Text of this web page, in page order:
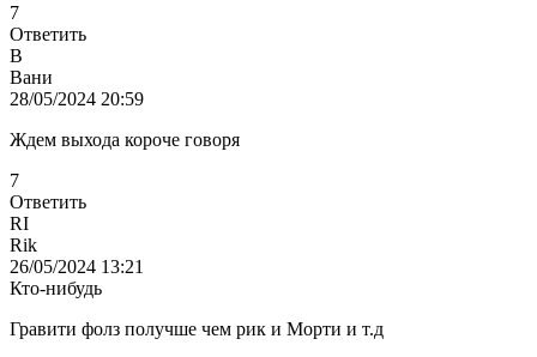
7
Ответить
В
Вани
28/05/2024 20:59
Ждем выхода короче говоря
7
Ответить
RI
Rik
26/05/2024 13:21
Кто-нибудь
Гравити фолз получше чем рик и Морти и т.д